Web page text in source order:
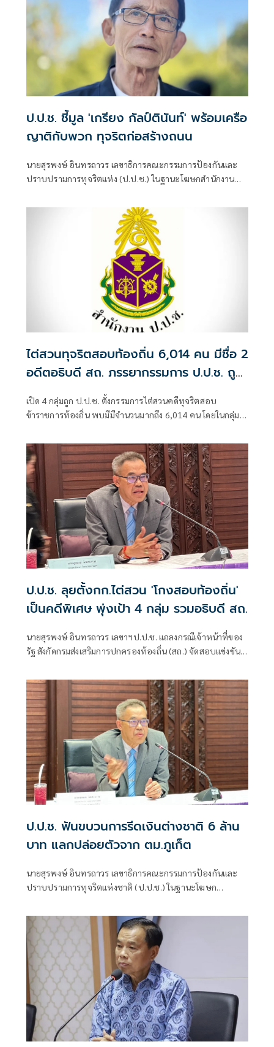
ป.ป.ช. ชี้มูล 'เกรียง กัลป์ตินันท์' พร้อมเครือ
ญาติกับพวก ทุจริตก่อสร้างถนน
นายสุรพงษ์ อินทรถาวร เลขาธิการคณะกรรมการป้องกันและ
ปราบปรามการทุจริตแห่ง (ป.ป.ช.) ในฐานะโฆษกสำนักงาน
รจนา กัลป์ตินันท์ เมื่อครั้งดำรงตำแหน่งนายกเทศมนตรีนคร
อุบลราชธานี จังหวัดอุบลราชธานี
ไต่สวนทุจริตสอบท้องถิ่น 6,014 คน มีชื่อ 2
อดีตอธิบดี สถ. ภรรยากรรมการ ป.ป.ช. ถูก
เปิด 4 กลุ่มถูก ป.ป.ช. ตั้งกรรมการไต่สวนคดีทุจริตสอบ
ข้าราชการท้องถิ่น พบมีมีจำนวนมากถึง 6,014 คน โดยในกลุ่มผู้
อธิบดีคือ 1.ร.ต.ท.ภพชนก ชลานุเคราะห์ ที่ดำรงตำแหน่งอธิบดี
กรมส่งเสริมการปกครองท้องถิ่น วันที่ 29 ก.ค.-11 พ.ย. 2568
ป.ป.ช. ลุยตั้งกก.ไต่สวน 'โกงสอบท้องถิ่น'
เป็นคดีพิเศษ พุ่งเป้า 4 กลุ่ม รวมอธิบดี สถ.
นายสุรพงษ์ อินทรถาวร เลขาฯป.ป.ช. แถลงกรณีเจ้าหน้าที่ของ
รัฐ สังกัดกรมส่งเสริมการปกครองท้องถิ่น (สถ.) จัดสอบแข่งขัน
2568 โดยแก้ไขคะแนนสอบและเรียกรับเงินจากผู้สมัครสอบ
เพื่อช่วยเหลือใ
ป.ป.ช. ฟันขบวนการรีดเงินต่างชาติ 6 ล้าน
บาท แลกปล่อยตัวจาก ตม.ภูเก็ต
นายสุรพงษ์ อินทรถาวร เลขาธิการคณะกรรมการป้องกันและ
ปราบปรามการทุจริตแห่งชาติ (ป.ป.ช.) ในฐานะโฆษก
ความผิด นายวิทยา สมศรีษมสกุล กับพวก รวม 6 คน กรณีร่วม
กันเรียกรับทรัพย์สิน จํานวน 6 ล้านบาท เป็นการตอบแทนใน
การที่จะจูงใจเจ้าพนักงานเพื่อให้ดําเนินการปล่อยตัว (ประกัน
ตัว)